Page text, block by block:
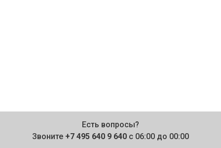
Есть вопросы?
Звоните +7 495 640 9 640 с 06:00 до 00:00